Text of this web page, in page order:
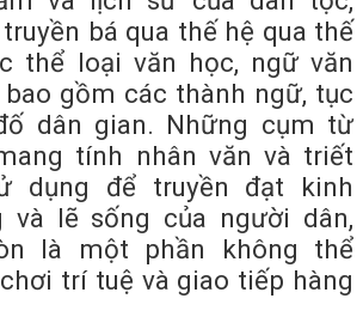
bá qua thế hệ qua thế
thể loại văn học, ngữ văn
gồm các thành ngữ, tục
dân gian. Những cụm từ
tính nhân văn và triết
dụng để truyền đạt kinh
và lẽ sống của người dân,
là một phần không thể
trí tuệ và giao tiếp hàng